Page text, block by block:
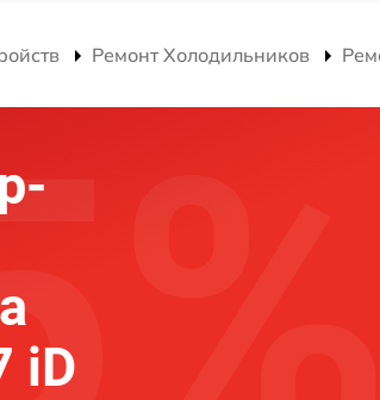
Ремонт Холодильников
iD